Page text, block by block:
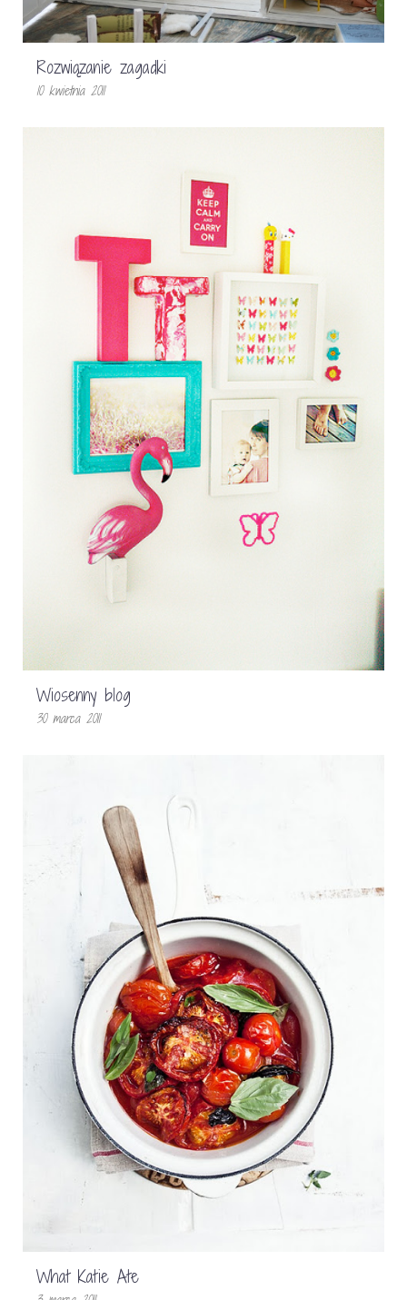
Rozwiązanie zagadki
10 kwietnia 2011
Wiosenny blog
30 marca 2011
What Katie Ate